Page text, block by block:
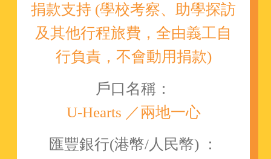
捐款支持 (學校考察、助學探訪
及其他行程旅費，全由義工自
行負責，不會動用捐款)
戶口名稱：
U-Hearts ／兩地一心
匯豐銀行(港幣/人民幣) ：